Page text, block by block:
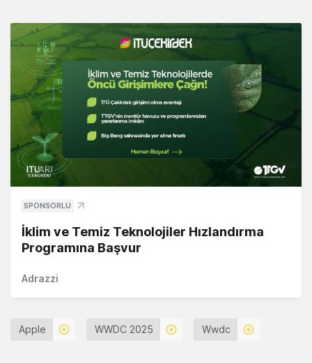
SPONSORLU
İklim ve Temiz Teknolojiler Hızlandırma
Programına Başvur
Adrazzi
Apple WWDC 2025 Wwdc